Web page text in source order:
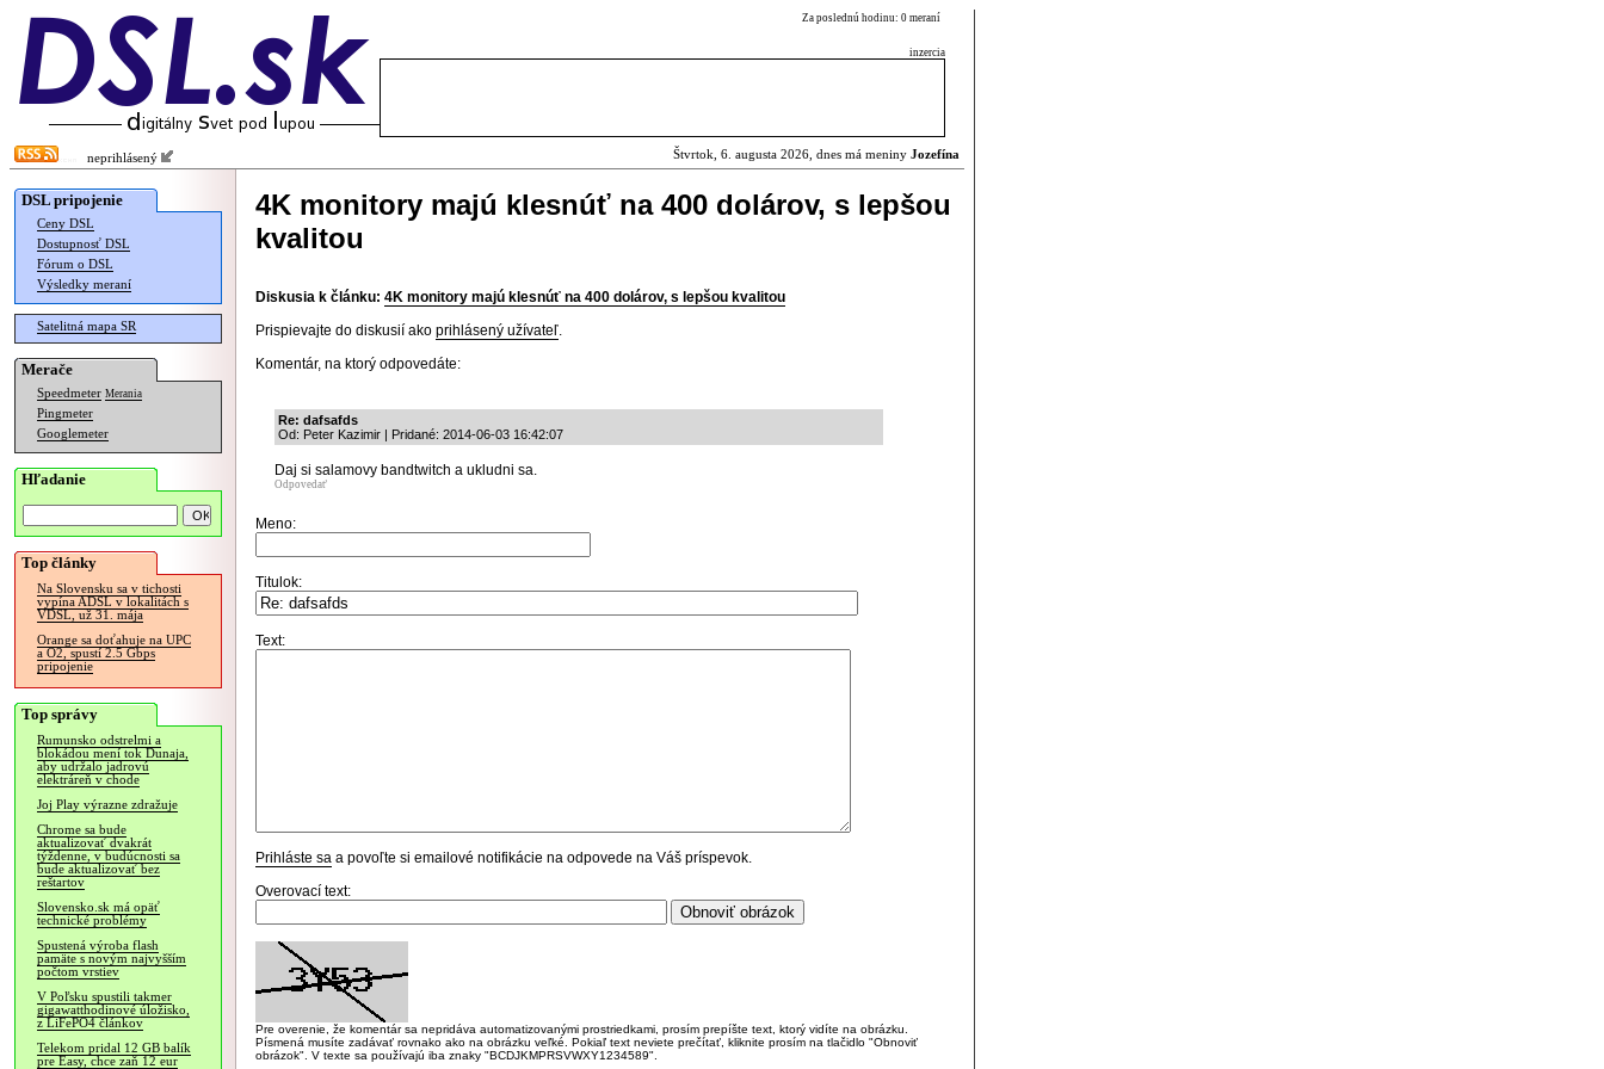
Za poslednú hodinu: 0 meraní
inzercia
neprihlásený Štvrtok, 6. augusta 2026, dnes má meniny Jozefína
DSL pripojenie
Ceny DSL
Dostupnosť DSL
Fórum o DSL
Výsledky meraní
Satelitná mapa SR
Merače
Speedmeter Merania
Pingmeter
Googlemeter
Hľadanie
Top články
Na Slovensku sa v tichosti
vypína ADSL v lokalitách s
VDSL, už 31. mája
Orange sa doťahuje na UPC
a O2, spustí 2.5 Gbps
pripojenie
Top správy
Rumunsko odstrelmi a
blokádou mení tok Dunaja,
aby udržalo jadrovú
elektráreň v chode
Joj Play výrazne zdražuje
Chrome sa bude
aktualizovať dvakrát
týždenne, v budúcnosti sa
bude aktualizovať bez
reštartov
Slovensko.sk má opäť
technické problémy
Spustená výroba flash
pamäte s novým najvyšším
počtom vrstiev
V Poľsku spustili takmer
gigawatthodinové úložisko,
z LiFePO4 článkov
Telekom pridal 12 GB balík
pre Easy, chce zaň 12 eur
4K monitory majú klesnúť na 400 dolárov, s lepšou
kvalitou
Diskusia k článku: 4K monitory majú klesnúť na 400 dolárov, s lepšou kvalitou
Prispievajte do diskusií ako prihlásený užívateľ.
Komentár, na ktorý odpovedáte:
Re: dafsafds
Od: Peter Kazimir | Pridané: 2014-06-03 16:42:07
Daj si salamovy bandtwitch a ukludni sa.
Odpovedať
Meno:
Titulok:
Text:
Prihláste sa a povoľte si emailové notifikácie na odpovede na Váš príspevok.
Overovací text:
Pre overenie, že komentár sa nepridáva automatizovanými prostriedkami, prosím prepíšte text, ktorý vidíte na obrázku.
Písmená musíte zadávať rovnako ako na obrázku veľké. Pokiaľ text neviete prečítať, kliknite prosím na tlačidlo "Obnoviť
obrázok". V texte sa používajú iba znaky "BCDJKMPRSVWXY1234589".